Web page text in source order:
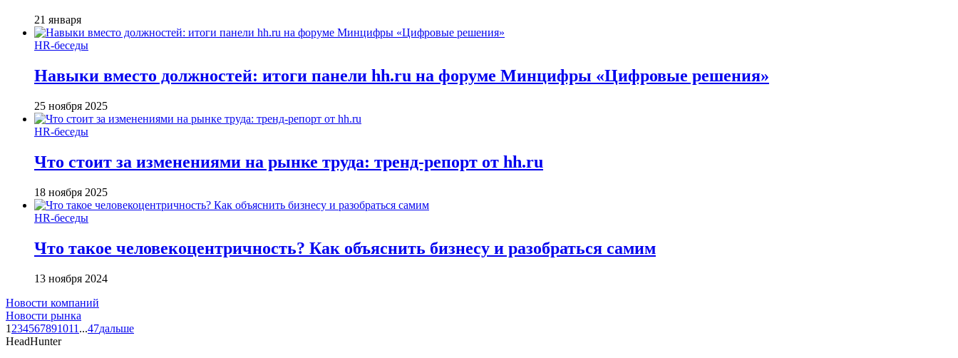
21 января
HR-беседы
Навыки вместо должностей: итоги панели hh.ru на форуме Минцифры «Цифровые решения»
25 ноября 2025
HR-беседы
Что стоит за изменениями на рынке труда: тренд-репорт от hh.ru
18 ноября 2025
HR-беседы
Что такое человеко­центричность? Как объяснить бизнесу и разобраться самим
13 ноября 2024
Новости компаний
Новости рынка
1 234567891011 ...47дальше
HeadHunter